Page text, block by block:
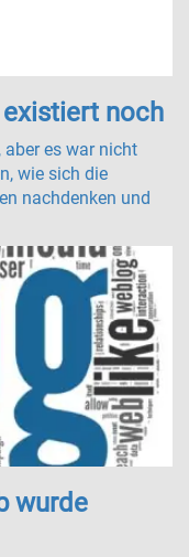
existiert noch
aber es war nicht
wie sich die
nachdenken und
wurde